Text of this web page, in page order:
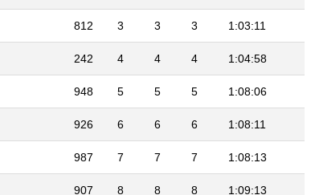
812 3 3 3 1:03:11
242 4 4 4 1:04:58
948 5 5 5 1:08:06
926 6 6 6 1:08:11
987 7 7 7 1:08:13
907 8 8 8 1:09:13